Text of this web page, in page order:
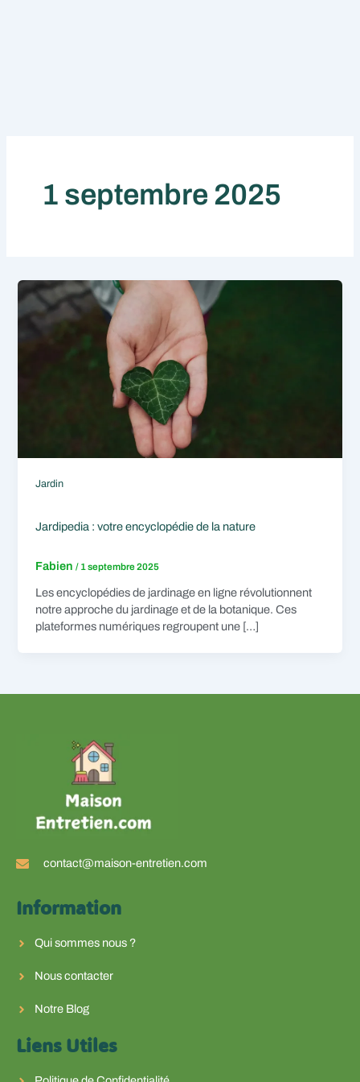
1 septembre 2025
Jardin
Jardipedia : votre encyclopédie de la nature
Fabien/ 1 septembre 2025
Les encyclopédies de jardinage en ligne révolutionnent
notre approche du jardinage et de la botanique. Ces
plateformes numériques regroupent une […]
contact@maison-entretien.com
Information
Qui sommes nous ?
Nous contacter
Notre Blog
Liens Utiles